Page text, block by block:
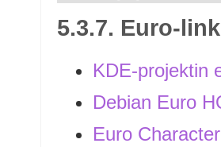
5.3.7. Euro-
KDE-projektin
Debian Euro
Euro